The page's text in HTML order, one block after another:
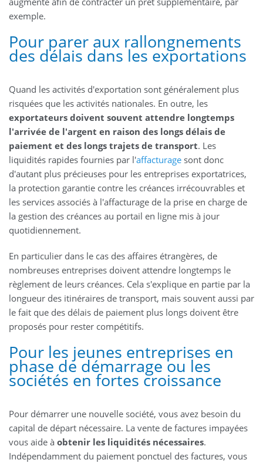
exemple.
Pour parer aux rallongnements
des délais dans les exportations
Quand les activités d'exportation sont généralement plus
risquées que les activités nationales. En outre, les
exportateurs doivent souvent attendre longtemps
l'arrivée de l'argent en raison des longs délais de
paiement et des longs trajets de transport. Les
liquidités rapides fournies par l'affacturage sont donc
d'autant plus précieuses pour les entreprises exportatrices,
la protection garantie contre les créances irrécouvrables et
les services associés à l'affacturage de la prise en charge de
la gestion des créances au portail en ligne mis à jour
quotidiennement.
En particulier dans le cas des affaires étrangères, de
nombreuses entreprises doivent attendre longtemps le
règlement de leurs créances. Cela s'explique en partie par la
longueur des itinéraires de transport, mais souvent aussi par
le fait que des délais de paiement plus longs doivent être
proposés pour rester compétitifs.
Pour les jeunes entreprises en
phase de démarrage ou les
sociétés en fortes croissance
Pour démarrer une nouvelle société, vous avez besoin du
capital de départ nécessaire. La vente de factures impayées
vous aide à obtenir les liquidités nécessaires.
Indépendamment du paiement ponctuel des factures, vous